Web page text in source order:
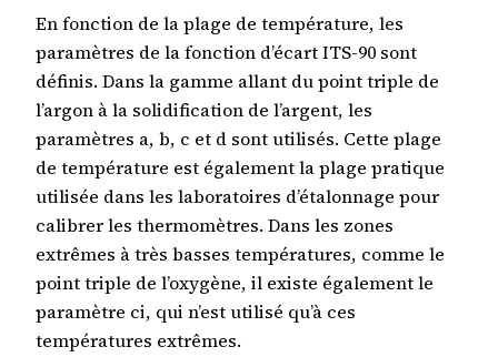
En fonction de la plage de température, les
paramètres de la fonction d’écart ITS-90 sont
définis. Dans la gamme allant du point triple de
l’argon à la solidification de l’argent, les
paramètres a, b, c et d sont utilisés. Cette plage
de température est également la plage pratique
utilisée dans les laboratoires d’étalonnage pour
calibrer les thermomètres. Dans les zones
extrêmes à très basses températures, comme le
point triple de l’oxygène, il existe également le
paramètre ci, qui n’est utilisé qu’à ces
températures extrêmes.